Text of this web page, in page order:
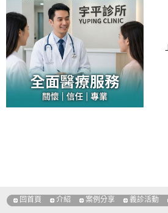
回首頁 介紹 案例分享 義診活動